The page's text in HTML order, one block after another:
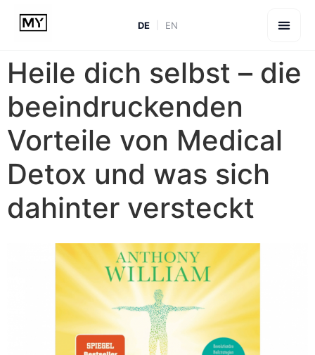
DE EN
Heile dich selbst – die
beeindruckenden
Vorteile von Medical
Detox und was sich
dahinter versteckt